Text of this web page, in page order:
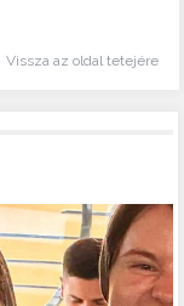
Vissza az oldal tetejére